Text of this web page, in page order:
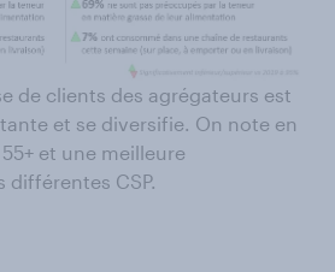
de clients des agrégateurs est
et se diversifie. On note en
et une meilleure
différentes CSP.